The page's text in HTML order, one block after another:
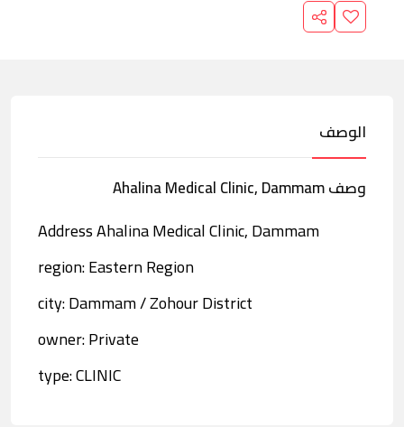
الوصف
وصف Ahalina Medical Clinic, Dammam
Address Ahalina Medical Clinic, Dammam
region: Eastern Region
city: Dammam / Zohour District
owner: Private
type: CLINIC